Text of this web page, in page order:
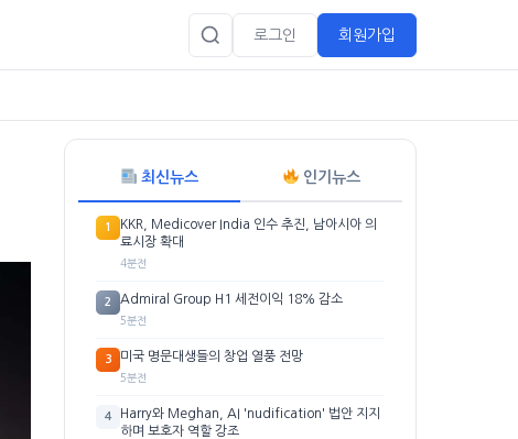
로그인 회원가입
최신뉴스 인기뉴스
1
KKR, Medicover India 인수 추진, 남아시아 의
료시장 확대
4분전
2 Admiral Group H1 세전이익 18% 감소
5분전
3 미국 명문대생들의 창업 열풍 전망
5분전
4
Harry와 Meghan, AI 'nudification' 법안 지지
하며 보호자 역할 강조